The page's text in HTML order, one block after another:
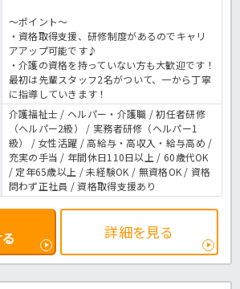
～ポイント～
・資格取得支援、研修制度があるのでキャリ
アアップ可能です♪
・介護の資格を持っていない方も大歓迎です！
最初は先輩スタッフ2名がついて、一から丁寧
に指導していきます！
介護福祉士 / ヘルパー・介護職 / 初任者研修
（ヘルパー2級） / 実務者研修（ヘルパー1
級） / 女性活躍 / 高給与・高収入・給与高め /
充実の手当 / 年間休日110日以上 / 60歳代OK
/ 定年65歳以上 / 未経験OK / 無資格OK / 資格
問わず正社員 / 資格取得支援あり
詳細を見る